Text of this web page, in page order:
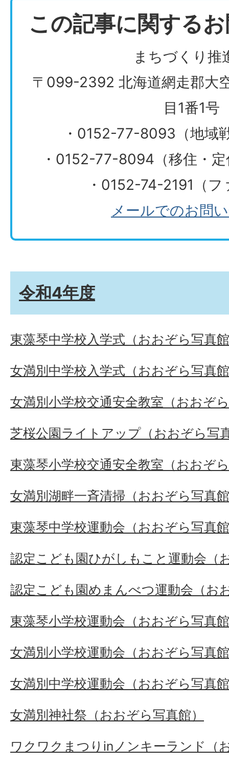
この記事に関する
まちづくり推
〒099-2392 北海道網走郡大
目1番1号
・0152-77-8093（地域
・0152-77-8094（移住・
・0152-74-2191（
メールでのお問
令和4年度
東藻琴中学校入学式（おおぞら写真
女満別中学校入学式（おおぞら写真
女満別小学校交通安全教室（おおぞ
芝桜公園ライトアップ（おおぞら写
東藻琴小学校交通安全教室（おおぞ
女満別湖畔一斉清掃（おおぞら写真
東藻琴中学校運動会（おおぞら写真
認定こども園ひがしもこと運動会（
認定こども園めまんべつ運動会（お
東藻琴小学校運動会（おおぞら写真
女満別小学校運動会（おおぞら写真
女満別中学校運動会（おおぞら写真
女満別神社祭（おおぞら写真館）
ワクワクまつりinノンキーランド（